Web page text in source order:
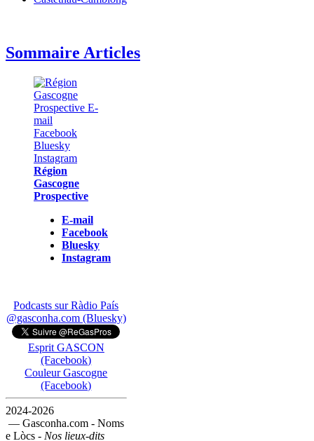
Sommaire Articles
Région
Gascogne
Prospective
E-mail
Facebook
Bluesky
Instagram
Podcasts sur Ràdio País
@gasconha.com (Bluesky)
Esprit GASCON
(Facebook)
Couleur Gascogne
(Facebook)
2024-2026
— Gasconha.com - Noms
e Lòcs - Nos lieux-dits